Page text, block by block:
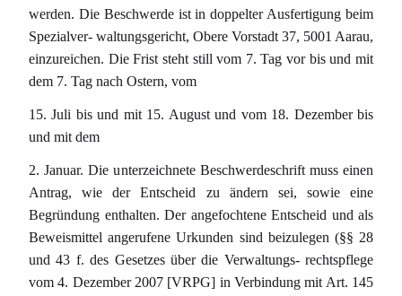
werden. Die Beschwerde ist in doppelter Ausfertigung beim
Spezialver- waltungsgericht, Obere Vorstadt 37, 5001 Aarau,
einzureichen. Die Frist steht still vom 7. Tag vor bis und mit
dem 7. Tag nach Ostern, vom
15. Juli bis und mit 15. August und vom 18. Dezember bis
und mit dem
2. Januar. Die unterzeichnete Beschwerdeschrift muss einen
Antrag, wie der Entscheid zu ändern sei, sowie eine
Begründung enthalten. Der angefochtene Entscheid und als
Beweismittel angerufene Urkunden sind beizulegen (§§ 28
und 43 f. des Gesetzes über die Verwaltungs- rechtspflege
vom 4. Dezember 2007 [VRPG] in Verbindung mit Art. 145